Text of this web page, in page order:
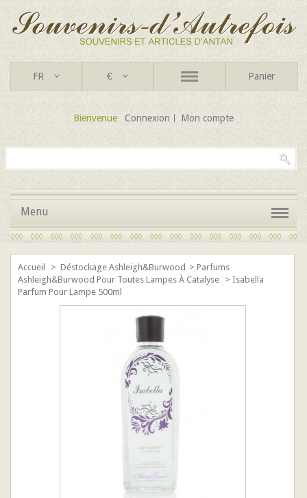
FR € Panier
Bienvenue Connexion Mon compte
Menu
Accueil > Déstockage Ashleigh&Burwood > Parfums
Ashleigh&Burwood Pour Toutes Lampes À Catalyse > Isabella
Parfum Pour Lampe 500ml